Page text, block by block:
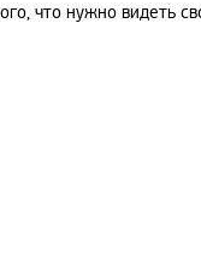
что нужно